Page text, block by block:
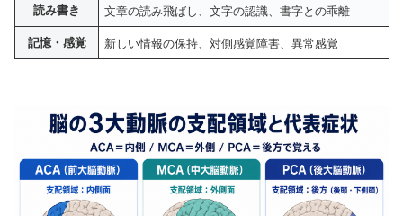
読み書き 文章の読み飛ばし、文字の認識、書字との乖離
記憶・感覚 新しい情報の保持、対側感覚障害、異常感覚